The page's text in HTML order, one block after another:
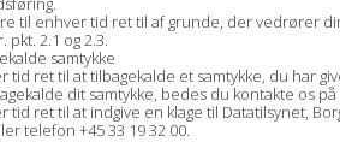
til enhver tid ret til af grunde, der vedrører
2.1 og 2.3.
samtykke
tid ret til at tilbagekalde et samtykke, du har
dit samtykke, bedes du kontakte os
tid ret til at indgive en klage til Datatilsynet,
telefon +45 33 19 32 00.